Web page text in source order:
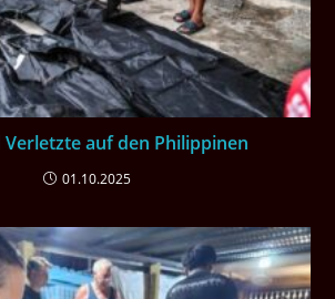
Verletzte auf den Philippinen
01.10.2025